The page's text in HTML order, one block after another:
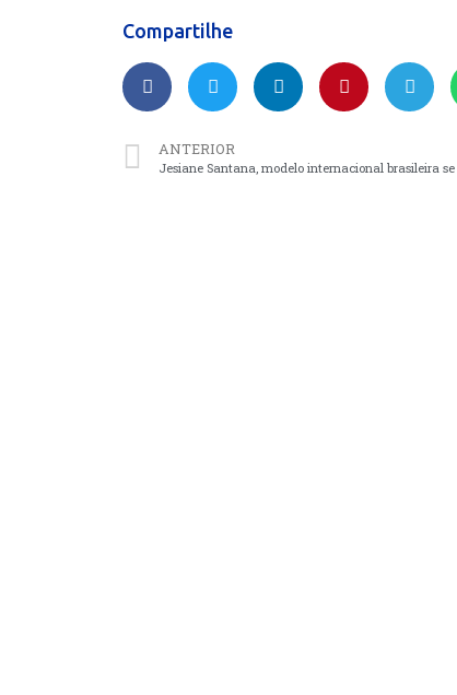
Compartilhe
ANTERIOR